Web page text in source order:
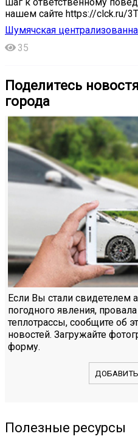
нашем сайте https://clck.ru/
Шумячская
35
Поделитесь
города
Если Вы стали свидетелем
погодного явления,
теплотрассы, сообщите об
новостей. Загружайте
форму.
Полезные ресурсы